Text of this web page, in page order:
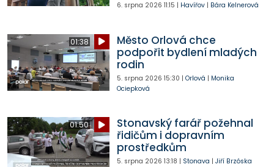
6. srpna 2026 11:15 | Havířov| Bára Kelnerová
01:38
Město Orlová chce
podpořit bydlení mladých
rodin
5. srpna 2026 15:30 | Orlová | Monika
Ociepková
01:50
Stonavský farář požehnal
řidičům i dopravním
prostředkům
5. srpna 2026 13:18 | Stonava | Jiří Brzóska